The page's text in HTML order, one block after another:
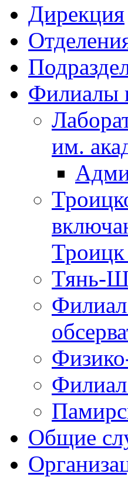
Дирекция
Филиалы
им.
Тянь-
Общие